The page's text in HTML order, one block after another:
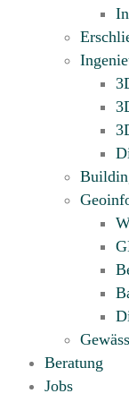
Beratung
Jobs